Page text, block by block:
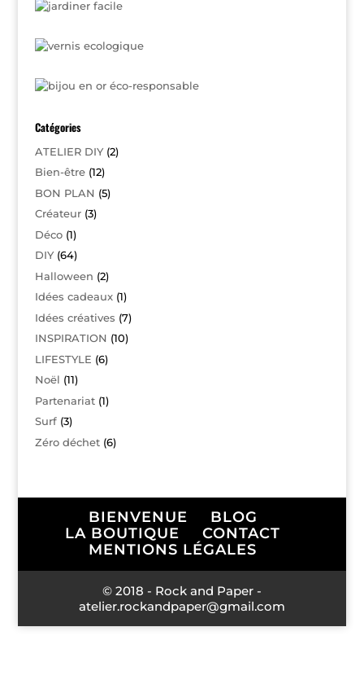
Catégories
ATELIER DIY(2)
Bien-être(12)
BON PLAN (5)
Créateur(3)
Déco(1)
DIY(64)
Halloween (2)
Idées cadeaux(1)
Idées créatives (7)
INSPIRATION (10)
LIFESTYLE (6)
Noël (11)
Partenariat(1)
Surf(3)
Zéro déchet(6)
BIENVENUE
BLOG
LA BOUTIQUE
CONTACT
MENTIONS LÉGALES
© 2018 - Rock and Paper -
atelier.rockandpaper@gmail.com